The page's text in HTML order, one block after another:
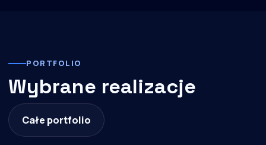
PORTFOLIO
Wybrane realizacje
Całe portfolio